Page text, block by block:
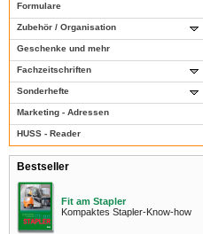
Formulare
Zubehör / Organisation
Geschenke und mehr
Fachzeitschriften
Sonderhefte
Marketing - Adressen
HUSS - Reader
Bestseller
Fit am Stapler
Kompaktes Stapler-Know-how